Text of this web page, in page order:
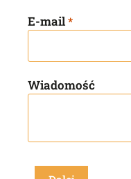
E-mail*
Wiadomość